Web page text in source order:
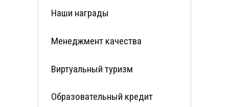
Наши награды
Менеджмент качества
Виртуальный туризм
Образовательный кредит